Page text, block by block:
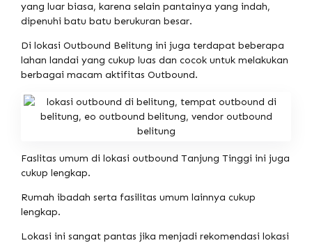
yang luar biasa, karena selain pantainya yang indah,
dipenuhi batu batu berukuran besar.
Di lokasi Outbound Belitung ini juga terdapat beberapa
lahan landai yang cukup luas dan cocok untuk melakukan
berbagai macam aktifitas Outbound.
Faslitas umum di lokasi outbound Tanjung Tinggi ini juga
cukup lengkap.
Rumah ibadah serta fasilitas umum lainnya cukup
lengkap.
Lokasi ini sangat pantas jika menjadi rekomendasi lokasi